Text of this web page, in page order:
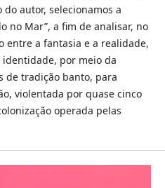
autor, selecionamos a
no Mar”, a fim de analisar, no
entre a fantasia e a realidade,
por meio da
de tradição banto, para
violentada por quase cinco
operada pelas